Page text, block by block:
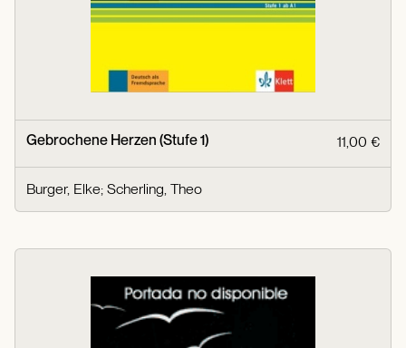
Gebrochene Herzen (Stufe 1) 11,00 €
Burger, Elke; Scherling, Theo